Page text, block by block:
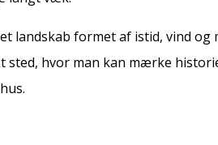
landskab formet af istid, vind og
sted, hvor man kan mærke